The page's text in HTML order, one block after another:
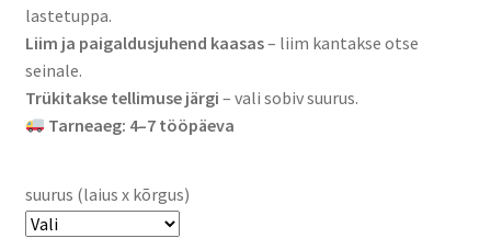
lastetuppa.
Liim ja paigaldusjuhend kaasas– liim kantakse otse
seinale.
Trükitakse tellimuse järgi – vali sobiv suurus.
Tarneaeg: 4–7 tööpäeva
suurus (laius x kõrgus)